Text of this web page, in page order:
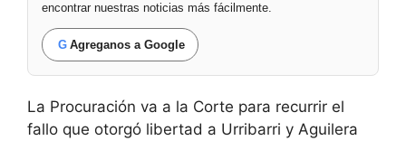
encontrar nuestras noticias más fácilmente.
G Agreganos a Google
La Procuración va a la Corte para recurrir el
fallo que otorgó libertad a Urribarri y Aguilera